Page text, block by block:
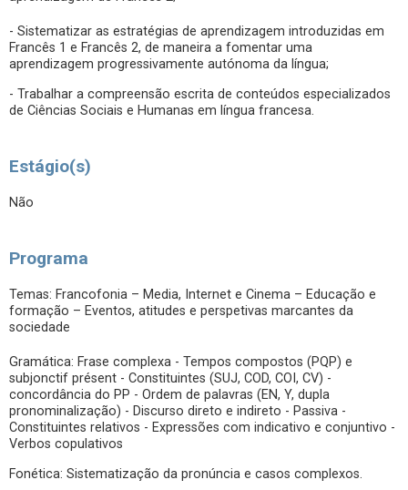
- Sistematizar as estratégias de aprendizagem introduzidas em
Francês 1 e Francês 2, de maneira a fomentar uma
aprendizagem progressivamente autónoma da língua;
- Trabalhar a compreensão escrita de conteúdos especializados
de Ciências Sociais e Humanas em língua francesa.
Estágio(s)
Não
Programa
Temas: Francofonia – Media, Internet e Cinema – Educação e
formação – Eventos, atitudes e perspetivas marcantes da
sociedade
Gramática: Frase complexa - Tempos compostos (PQP) e
subjonctif présent - Constituintes (SUJ, COD, COI, CV) -
concordância do PP - Ordem de palavras (EN, Y, dupla
pronominalização) - Discurso direto e indireto - Passiva -
Constituintes relativos - Expressões com indicativo e conjuntivo -
Verbos copulativos
Fonética: Sistematização da pronúncia e casos complexos.